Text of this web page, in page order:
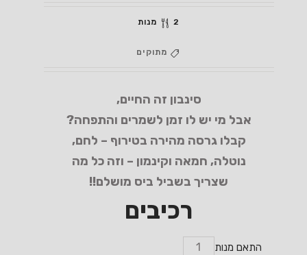
2 מנות
מתוקים
סינבון זה החיים,
אבל מי יש לו זמן לשמרים והתפחה?
קבלו גרסה מהירה בטירוף – לחם,
נוטלה, חמאה וקינמון – וזה כל מה
שצריך בשביל ביס מושלם!!
רכיבים
התאם מנות